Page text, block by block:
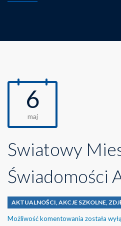
6
maj
Światowy
Świadomości
AKTUALNOŚCI AKCJE SZKOLNE
Możliwość komentowania Światowy
została